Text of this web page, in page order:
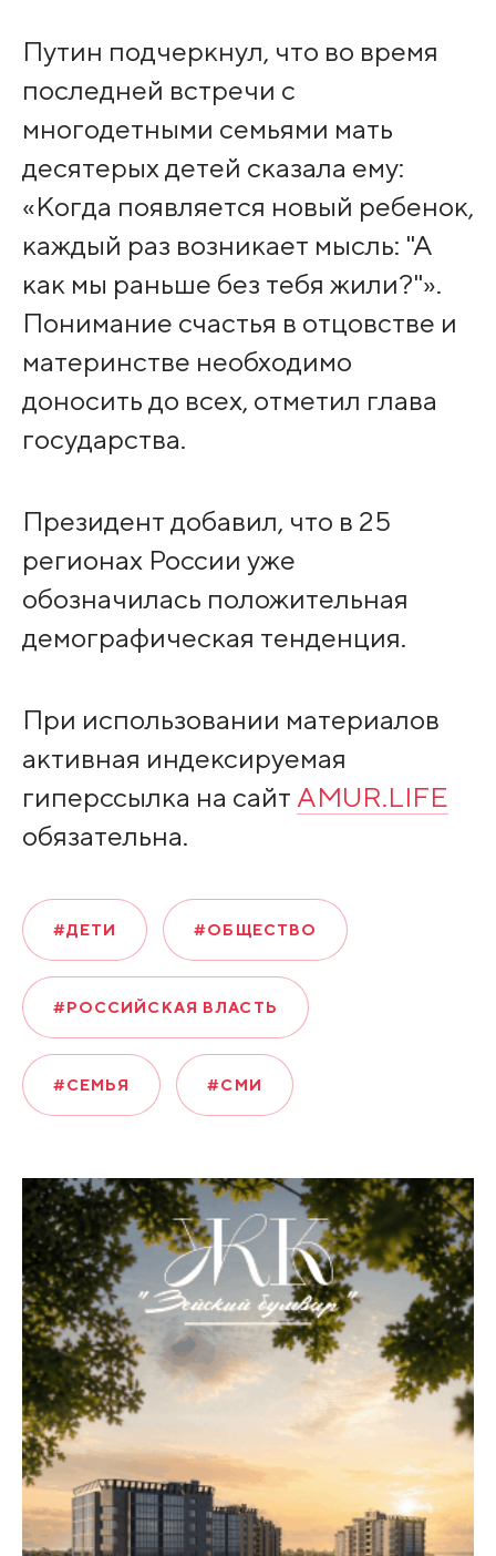
Путин подчеркнул, что во время
последней встречи с
многодетными семьями мать
десятерых детей сказала ему:
«Когда появляется новый ребенок,
каждый раз возникает мысль: "А
как мы раньше без тебя жили?"».
Понимание счастья в отцовстве и
материнстве необходимо
доносить до всех, отметил глава
государства.
Президент добавил, что в 25
регионах России уже
обозначилась положительная
демографическая тенденция.
При использовании материалов
активная индексируемая
гиперссылка на сайт AMUR.LIFE
обязательна.
#ДЕТИ #ОБЩЕСТВО
#РОССИЙСКАЯ ВЛАСТЬ
#СЕМЬЯ #СМИ